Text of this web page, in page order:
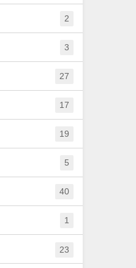
2
3
27
17
19
5
40
1
23